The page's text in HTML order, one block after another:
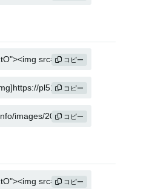
コピー
コピー
コピー
コピー